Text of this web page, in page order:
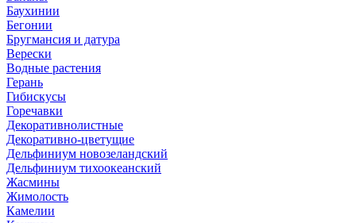
Баухинии
Бегонии
Бругмансия и датура
Верески
Водные растения
Герань
Гибискусы
Горечавки
Декоративнолистные
Декоративно-цветущие
Дельфиниум новозеландский
Дельфиниум тихоокеанский
Жасмины
Жимолость
Камелии